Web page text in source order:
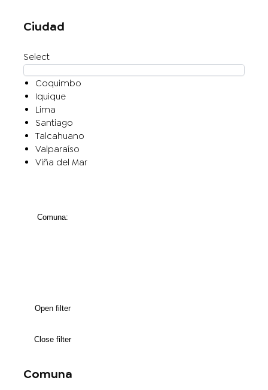
Ciudad
Select
Coquimbo
Iquique
Lima
Santiago
Talcahuano
Valparaíso
Viña del Mar
Comuna:
Open filter
Close filter
Comuna